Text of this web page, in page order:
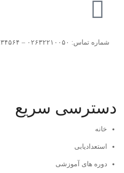
شماره تماس: ۰۲۶۳۲۲۱۰۰۵۰ – ۰۹۱۲۰۸۳۴۵۶۴
دسترسی سریع
خانه
استعدادیابی
دوره های آموزشی